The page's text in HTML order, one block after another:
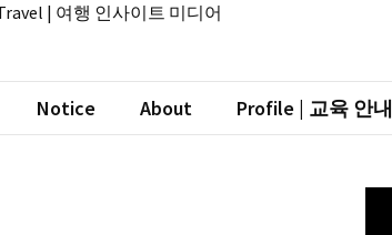
| 여행 인사이트 미디어
Notice About Profile | 교육 안내